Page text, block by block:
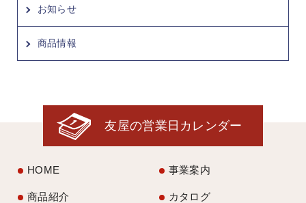
お知らせ
商品情報
友屋の営業日カレンダー
HOME 事業案内
商品紹介 カタログ